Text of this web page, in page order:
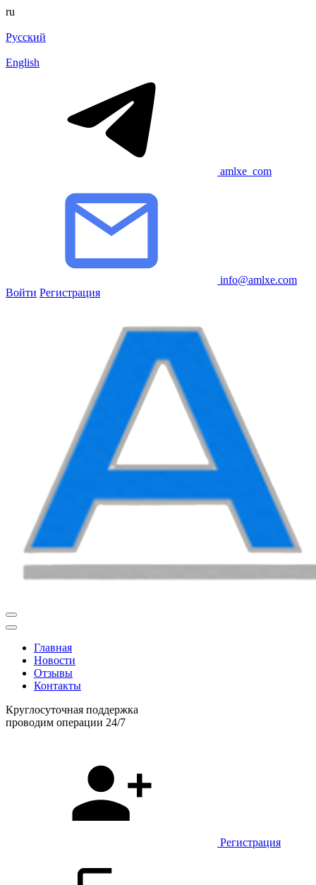
ru
Русский
English
amlxe_com
info@amlxe.com
Войти Регистрация
Главная
Новости
Отзывы
Контакты
Круглосуточная поддержка
проводим операции 24/7
Регистрация